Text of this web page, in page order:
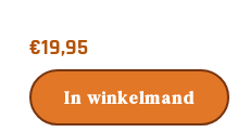
Prijs: 19,95
€19,95
In winkelmand